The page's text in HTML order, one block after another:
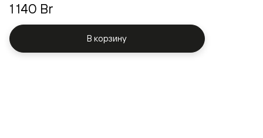
1 140 Br
В корзину